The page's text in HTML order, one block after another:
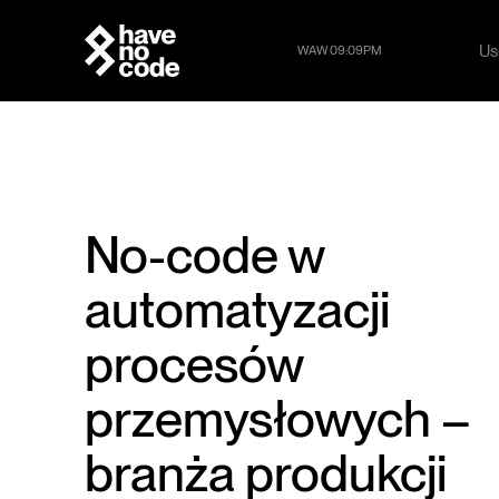
WAW 09:09PM
No-code w
automatyzacji
procesów
przemysłowych –
branża produkcji